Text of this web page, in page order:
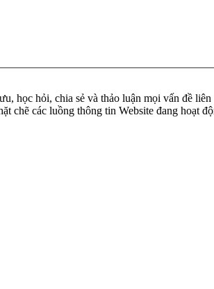
học hỏi, chia sẻ và thảo luận mọi vấn đề liên
chẽ các luồng thông tin Website đang hoạt